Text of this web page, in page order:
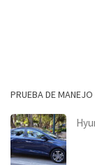
PRUEBA DE MANEJO